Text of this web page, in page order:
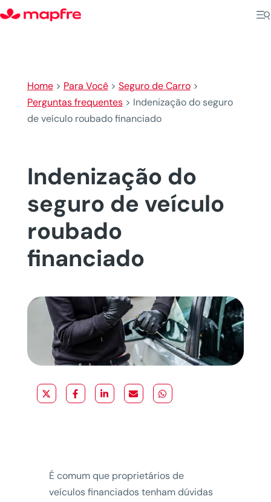
Home> Para Você> Seguro de Carro>
Perguntas frequentes> Indenização do seguro
de veículo roubado financiado
Indenização do
seguro de veículo
roubado
financiado
É comum que proprietários de
veículos financiados tenham dúvidas